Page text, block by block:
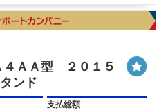
ＡＡ型 ２０１５
ンド
支払総額